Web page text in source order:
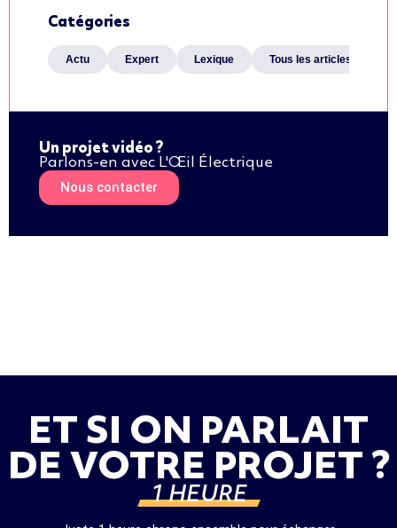
Catégories
Actu Expert Lexique Tous les articles
Un projet vidéo ?
Parlons-en avec L'Œil Électrique
Nous contacter
ET SI ON PARLAIT
DE VOTRE PROJET ?
1 HEURE